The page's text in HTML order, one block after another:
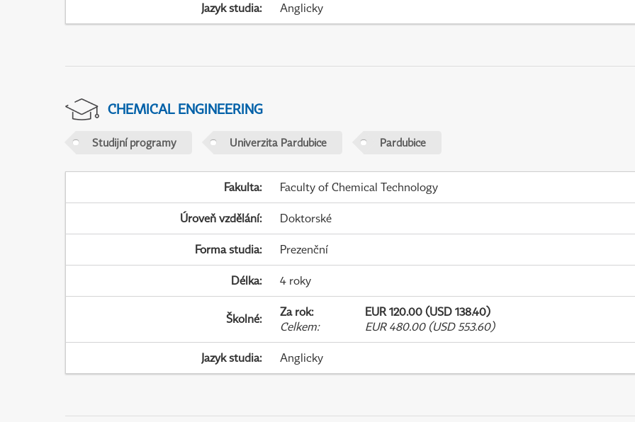
Jazyk studia: Anglicky
CHEMICAL ENGINEERING
Studijní programy Univerzita Pardubice Pardubice
Fakulta: Faculty of Chemical Technology
Úroveň vzdělání: Doktorské
Forma studia: Prezenční
Délka: 4 roky
Školné: Za rok:
EUR 120.00 (USD 138.40)
Celkem: EUR 480.00 (USD 553.60)
Jazyk studia: Anglicky